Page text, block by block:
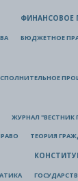
ФИНАНСОВОЕ
БЮДЖЕТНОЕ
ЖУРНАЛ "ВЕСТНИК
ТЕОРИЯ